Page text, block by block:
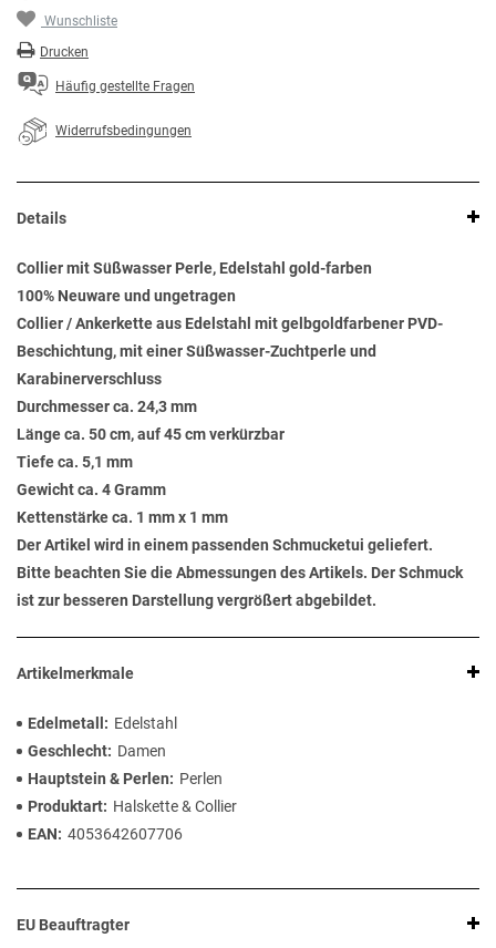
Wunschliste
Drucken
Häufig gestellte Fragen
Widerrufsbedingungen
Details
Collier mit Süßwasser Perle, Edelstahl gold-farben
100% Neuware und ungetragen
Collier / Ankerkette aus Edelstahl mit gelbgoldfarbener PVD-
Beschichtung, mit einer Süßwasser-Zuchtperle und
Karabinerverschluss
Durchmesser ca. 24,3 mm
Länge ca. 50 cm, auf 45 cm verkürzbar
Tiefe ca. 5,1 mm
Gewicht ca. 4 Gramm
Kettenstärke ca. 1 mm x 1 mm
Der Artikel wird in einem passenden Schmucketui geliefert.
Bitte beachten Sie die Abmessungen des Artikels. Der Schmuck
ist zur besseren Darstellung vergrößert abgebildet.
Artikelmerkmale
Edelmetall
Edelstahl
Geschlecht
Damen
Hauptstein & Perlen
Perlen
Produktart
Halskette & Collier
EAN
4053642607706
EU Beauftragter